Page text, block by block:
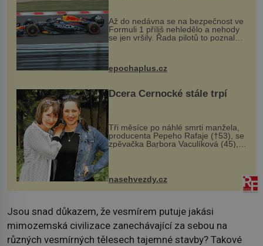
Až do nedávna se na bezpečnost ve
Formuli 1 příliš nehledělo a nehody
se jen vršily. Řada pilotů to poznala
na vlastní kůži, často s trvalými
následky nebo bohužel i ztrátou
života. Dnes nepochopiteln...
epochaplus.cz
Dcera Černocké stále trpí
Tři měsíce po náhlé smrti manžela,
producenta Pepeho Rafaje (†53), se
zpěvačka Barbora Vaculíková (45),
dcera Petry Černocké (75), poprvé
ozvala veřejnosti. Na sociální síti
sdílela, že se snaží fung...
nasehvezdy.cz
Jsou snad důkazem, že vesmírem putuje jakási
mimozemská civilizace zanechávající za sebou na
různých vesmírných tělesech tajemné stavby? Takové